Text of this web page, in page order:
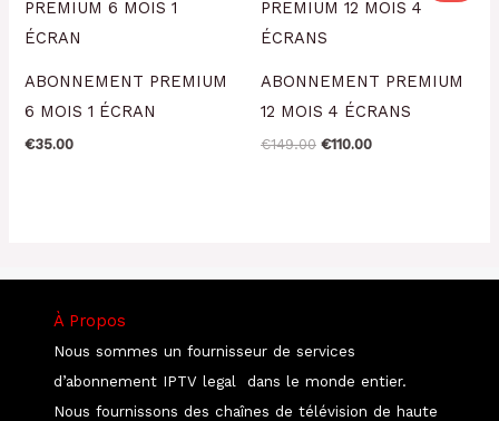
ABONNEMENT PREMIUM
6 MOIS 1 ÉCRAN
€35.00
ABONNEMENT PREMIUM
12 MOIS 4 ÉCRANS
€149.00
initial
était :
€149.00.
€110.00
actuel
À Propos
Nous sommes un fournisseur de services
d’abonnement IPTV legal dans le monde entier.
Nous fournissons des chaînes de télévision de haute